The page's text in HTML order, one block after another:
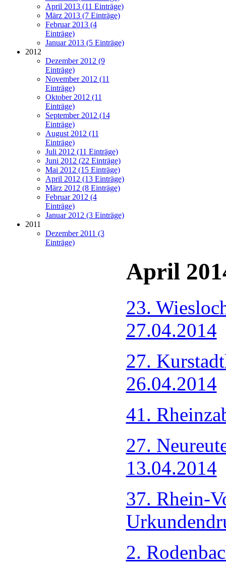
April 2013 (11 Einträge)
März 2013 (7 Einträge)
Februar 2013 (4
Einträge)
Januar 2013 (5 Einträge)
2012
Dezember 2012 (9
Einträge)
November 2012 (11
Einträge)
Oktober 2012 (11
Einträge)
September 2012 (14
Einträge)
August 2012 (11
Einträge)
Juli 2012 (11 Einträge)
Juni 2012 (22 Einträge)
Mai 2012 (15 Einträge)
April 2012 (13 Einträge)
März 2012 (8 Einträge)
Februar 2012 (4
Einträge)
Januar 2012 (3 Einträge)
2011
Dezember 2011 (3
Einträge)
April
23.
27.04.2014
27.
26.04.2014
41.
27.
13.04.2014
37. Rhein-
2.